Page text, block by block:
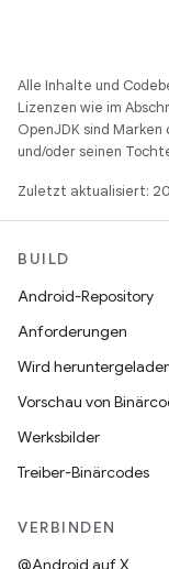
Alle Inhalte und
Lizenzen wie im
OpenJDK sind
und/oder seinen
Zuletzt aktualisiert:
BUILD
Android-Repository
Anforderungen
Wird
Vorschau von
Werksbilder
Treiber-Binärcodes
VERBINDEN
@Android auf X